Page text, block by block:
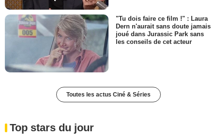
"Tu dois faire ce film !" : Laura
Dern n'aurait sans doute jamais
joué dans Jurassic Park sans
les conseils de cet acteur
Toutes les actus Ciné & Séries
Top stars du jour